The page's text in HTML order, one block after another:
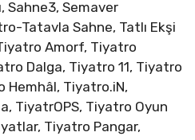
Sahne3, Semaver
Tatavla Sahne, Tatlı Ekşi
Amorf, Tiyatro
Dalga, Tiyatro 11, Tiyatro
Hemhâl, Tiyatro.iN,
TiyatrOPS, Tiyatro Oyun
Tiyatro Pangar,